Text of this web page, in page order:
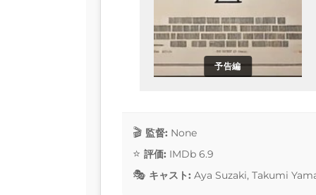
予告編
監督: None
評価: IMDb 6.9
キャスト: Aya Suzaki, Takumi